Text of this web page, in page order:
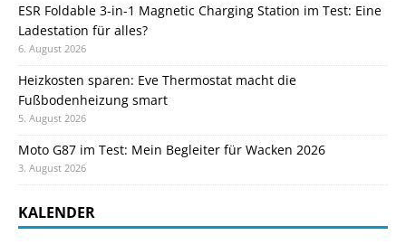
ESR Foldable 3-in-1 Magnetic Charging Station im Test: Eine
Ladestation für alles?
6. August 2026
Heizkosten sparen: Eve Thermostat macht die
Fußbodenheizung smart
5. August 2026
Moto G87 im Test: Mein Begleiter für Wacken 2026
3. August 2026
KALENDER